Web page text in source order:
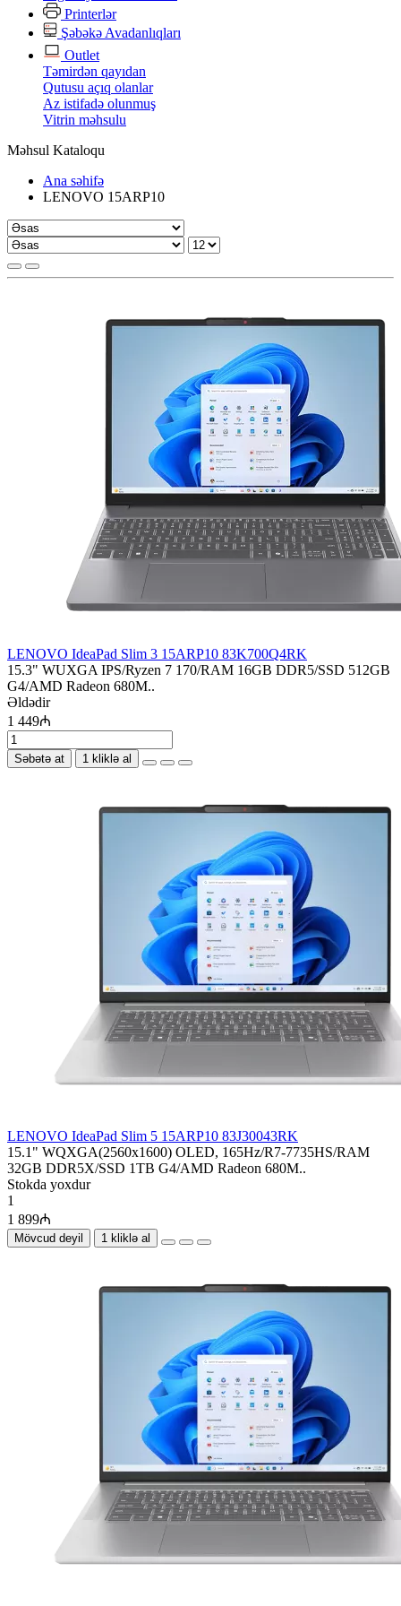
Printerlər
Şəbəkə Avadanlıqları
Outlet
Təmirdən qayıdan
Qutusu açıq olanlar
Az istifadə olunmuş
Vitrin məhsulu
Məhsul Kataloqu
Ana səhifə
LENOVO 15ARP10
LENOVO IdeaPad Slim 3 15ARP10 83K700Q4RK
15.3" WUXGA IPS/Ryzen 7 170/RAM 16GB DDR5/SSD 512GB
G4/AMD Radeon 680M..
Əldədir
1 449₼
Səbətə at 1 kliklə al
LENOVO IdeaPad Slim 5 15ARP10 83J30043RK
15.1" WQXGA(2560x1600) OLED, 165Hz/R7-7735HS/RAM
32GB DDR5X/SSD 1TB G4/AMD Radeon 680M..
Stokda yoxdur
1
1 899₼
Mövcud deyil 1 kliklə al